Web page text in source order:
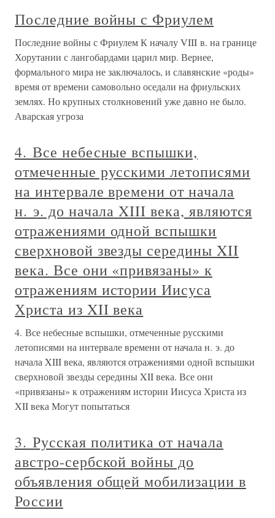
Последние войны с Фриулем
Последние войны с Фриулем К началу VIII в. на границе
Хорутании с лангобардами царил мир. Вернее,
формального мира не заключалось, и славянские «роды»
время от времени самовольно оседали на фриульских
землях. Но крупных столкновений уже давно не было.
Аварская угроза
4. Все небесные вспышки,
отмеченные русскими летописями
на интервале времени от начала
н. э. до начала XIII века, являются
отражениями одной вспышки
сверхновой звезды середины XII
века. Все они «привязаны» к
отражениям истории Иисуса
Христа из XII века
4. Все небесные вспышки, отмеченные русскими
летописями на интервале времени от начала н. э. до
начала XIII века, являются отражениями одной вспышки
сверхновой звезды середины XII века. Все они
«привязаны» к отражениям истории Иисуса Христа из
XII века Могут попытаться
3. Русская политика от начала
австро-сербской войны до
объявления общей мобилизации в
России